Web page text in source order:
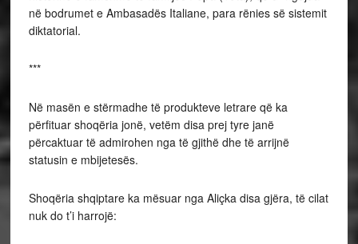
në bodrumet e Ambasadës Italiane, para rënies së sistemit
diktatorial.
***
Në masën e stërmadhe të produkteve letrare që ka
përfituar shoqëria jonë, vetëm disa prej tyre janë
përcaktuar të admirohen nga të gjithë dhe të arrijnë
statusin e mbijetesës.
Shoqëria shqiptare ka mësuar nga Aliçka disa gjëra, të cilat
nuk do t’i harrojë: